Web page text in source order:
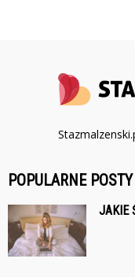
POPULARNE POSTY
JAKIE